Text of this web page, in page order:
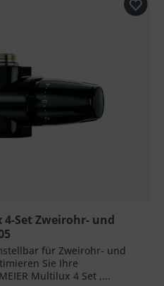
4-Set Zweirohr- und
für Zweirohr- und
Sie Ihre
Multilux 4 Set ,...